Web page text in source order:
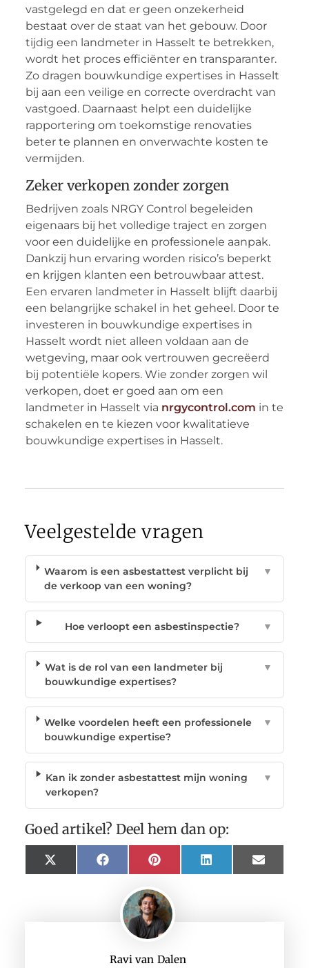
Ravi van Dalen
vastgelegd en dat er geen onzekerheid
bestaat over de staat van het gebouw. Door
tijdig een landmeter in Hasselt te betrekken,
wordt het proces efficiënter en transparanter.
Zo dragen bouwkundige expertises in Hasselt
bij aan een veilige en correcte overdracht van
vastgoed. Daarnaast helpt een duidelijke
rapportering om toekomstige renovaties
beter te plannen en onverwachte kosten te
vermijden.
Zeker verkopen zonder zorgen
Bedrijven zoals NRGY Control begeleiden
eigenaars bij het volledige traject en zorgen
voor een duidelijke en professionele aanpak.
Dankzij hun ervaring worden risico’s beperkt
en krijgen klanten een betrouwbaar attest.
Een ervaren landmeter in Hasselt blijft daarbij
een belangrijke schakel in het geheel. Door te
investeren in bouwkundige expertises in
Hasselt wordt niet alleen voldaan aan de
wetgeving, maar ook vertrouwen gecreëerd
bij potentiële kopers. Wie zonder zorgen wil
verkopen, doet er goed aan om een
landmeter in Hasselt via nrgycontrol.com in te
schakelen en te kiezen voor kwalitatieve
bouwkundige expertises in Hasselt.
Veelgestelde vragen
Waarom is een asbestattest verplicht bij
de verkoop van een woning?
▼
Hoe verloopt een asbestinspectie? ▼
Wat is de rol van een landmeter bij
bouwkundige expertises?
▼
Welke voordelen heeft een professionele
bouwkundige expertise?
▼
Kan ik zonder asbestattest mijn woning
verkopen?
▼
Goed artikel? Deel hem dan op:
X
(Twitter)
FacebookPinterest LinkedIn Email